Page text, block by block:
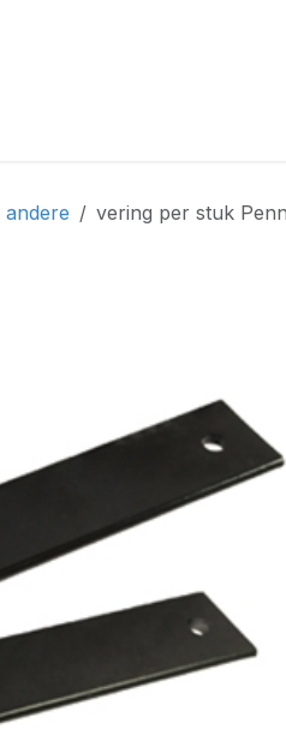
andere vering per stuk